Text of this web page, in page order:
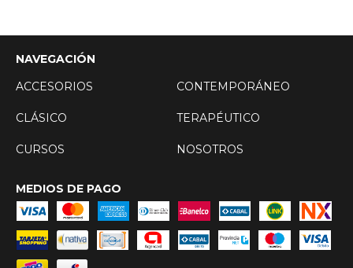
NAVEGACIÓN
ACCESORIOS
CONTEMPORÁNEO
CLÁSICO TERAPÉUTICO
CURSOS NOSOTROS
MEDIOS DE PAGO